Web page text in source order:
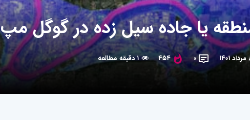
یا جاده سیل زده در گوگل مپ
۰ ۴۵۴ ۱ دقیقه مطالعه